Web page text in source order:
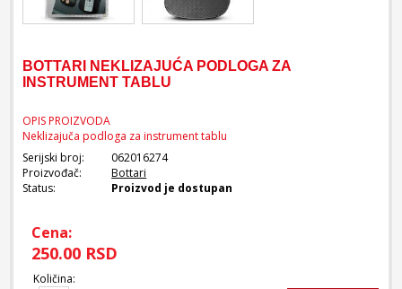
BOTTARI NEKLIZAJUĆA PODLOGA ZA
INSTRUMENT TABLU
OPIS PROIZVODA
Neklizajuča podloga za instrument tablu
Serijski broj:
062016274
Proizvođač:
Bottari
Status:
Proizvod je dostupan
Cena:
250.00 RSD
Količina: